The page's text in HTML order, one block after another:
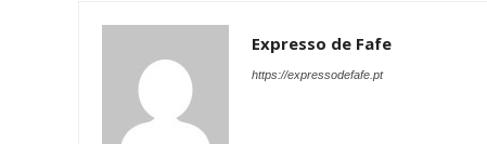
Expresso de Fafe
https://expressodefafe.pt